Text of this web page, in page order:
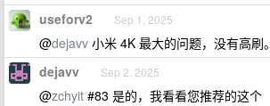
useforv2 Sep 1, 2025
@dejavv 小米 4K 最大的问题，没有高刷。
dejavv Sep 2, 2025
@zchyit #83 是的，我看看您推荐的这个